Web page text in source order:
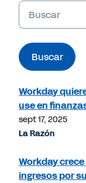
Palabras
clave
Buscar
Workday
use en
sept 17, 2025
La Razón
Workday
ingresos por